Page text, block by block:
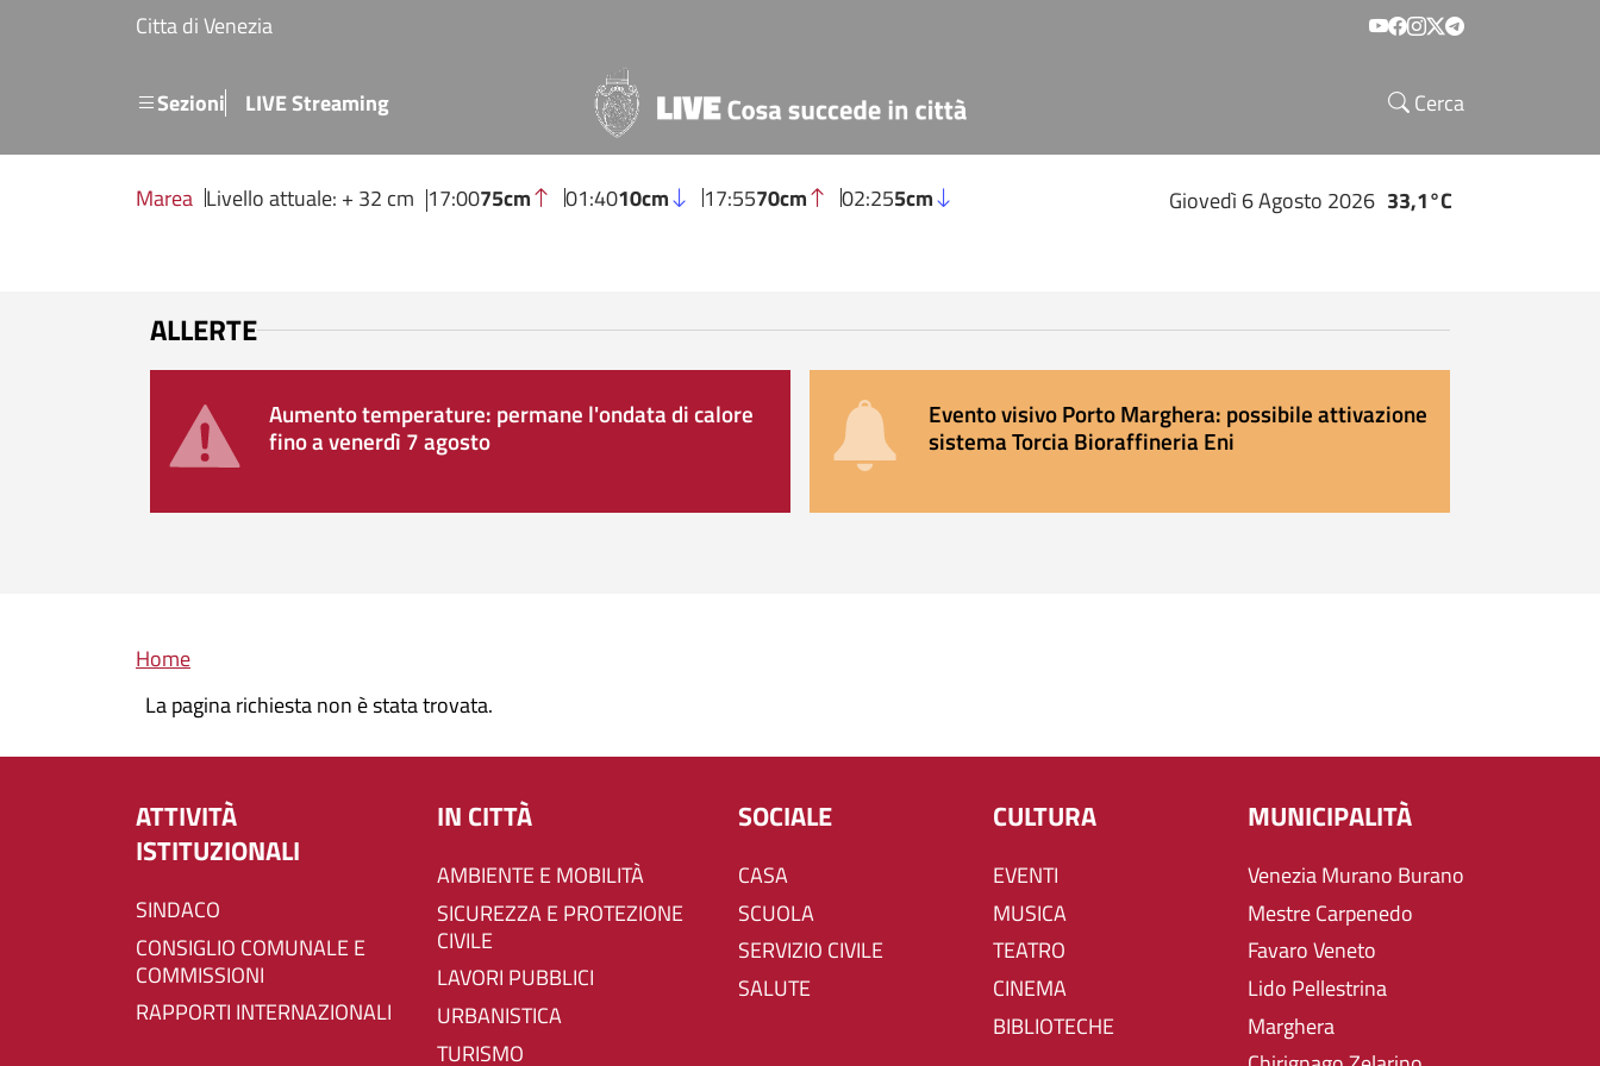
Salta al contenuto principale
Citta di Venezia Social menu
SezioniMenu secondario
LIVE Streaming Cerca
Marea Livello attuale: + 32 cm 17:0075cm 01:4010cm 17:5570cm 02:255cm Giovedì 6 Agosto 2026 33,1°C
ALLERTE
Aumento temperature: permane l'ondata di calore
fino a venerdì 7 agosto
Evento visivo Porto Marghera: possibile attivazione
sistema Torcia Bioraffineria Eni
Briciole di pane
Home
La pagina richiesta non è stata trovata.
ATTIVITÀ
ISTITUZIONALI
SINDACO
CONSIGLIO COMUNALE E
COMMISSIONI
RAPPORTI INTERNAZIONALI
IN CITTÀ
AMBIENTE E MOBILITÀ
SICUREZZA E PROTEZIONE
CIVILE
LAVORI PUBBLICI
URBANISTICA
TURISMO
SOCIALE
CASA
SCUOLA
SERVIZIO CIVILE
SALUTE
CULTURA
EVENTI
MUSICA
TEATRO
CINEMA
BIBLIOTECHE
MUNICIPALITÀ
Venezia Murano Burano
Mestre Carpenedo
Favaro Veneto
Lido Pellestrina
Marghera